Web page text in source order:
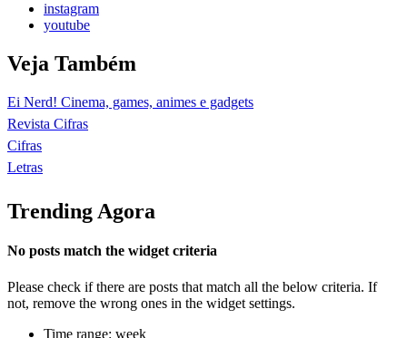
instagram
youtube
Veja Também
Ei Nerd! Cinema, games, animes e gadgets
Revista Cifras
Cifras
Letras
Trending Agora
No posts match the widget criteria
Please check if there are posts that match all the below criteria. If
not, remove the wrong ones in the widget settings.
Time range: week